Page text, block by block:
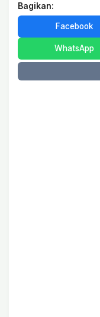
Bagikan:
Facebook
WhatsApp